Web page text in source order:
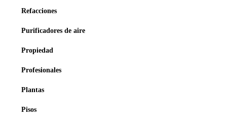
Refacciones
Purificadores de aire
Propiedad
Profesionales
Plantas
Pisos